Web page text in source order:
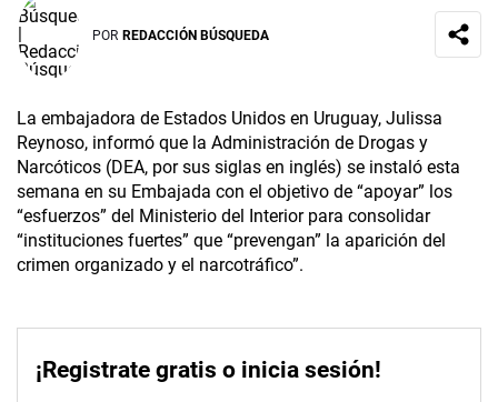
POR REDACCIÓN BÚSQUEDA
La embajadora de Estados Unidos en Uruguay, Julissa
Reynoso, informó que la Administración de Drogas y
Narcóticos (DEA, por sus siglas en inglés) se instaló esta
semana en su Embajada con el objetivo de “apoyar” los
“esfuerzos” del Ministerio del Interior para consolidar
“instituciones fuertes” que “prevengan” la aparición del
crimen organizado y el narcotráfico”.
¡Registrate gratis o inicia sesión!